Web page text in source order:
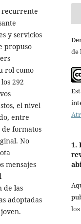
recurrente
y servicios
propuso
rol como
292
el nivel
entre
de formatos
No
mensajes
de las
adoptadas
de
1.